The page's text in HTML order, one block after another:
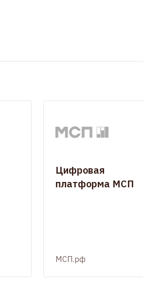
Цифровая
платформа МСП
МСП.рф